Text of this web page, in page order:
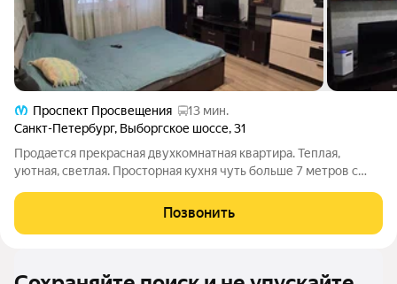
Проспект Просвещения
13 мин.
Санкт-Петербург, Выборгское шоссе,31
Продается прекрасная двухкомнатная квартира. Теплая,
уютная, светлая. Просторная кухня чуть больше 7 метров с
гарнитур остается со всей техникой (варочная панель, духовой
шкаф, микроволновка,
Позвонить